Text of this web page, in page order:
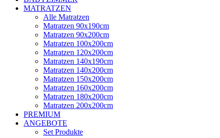
MATRATZEN
Alle Matratzen
Matratzen 90x190cm
Matratzen 90x200cm
Matratzen 100x200cm
Matratzen 120x200cm
Matratzen 140x190cm
Matratzen 140x200cm
Matratzen 150x200cm
Matratzen 160x200cm
Matratzen 180x200cm
Matratzen 200x200cm
PREMIUM
ANGEBOTE
Set Produkte